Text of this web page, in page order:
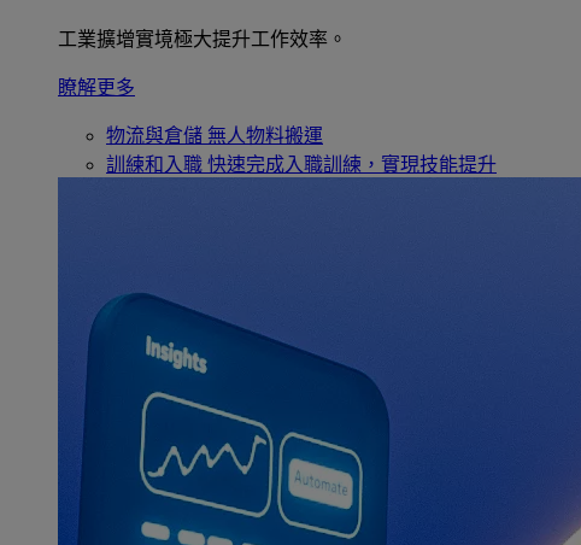
工業擴增實境極大提升工作效率。
瞭解更多
物流與倉儲 無人物料搬運
訓練和入職 快速完成入職訓練，實現技能提升